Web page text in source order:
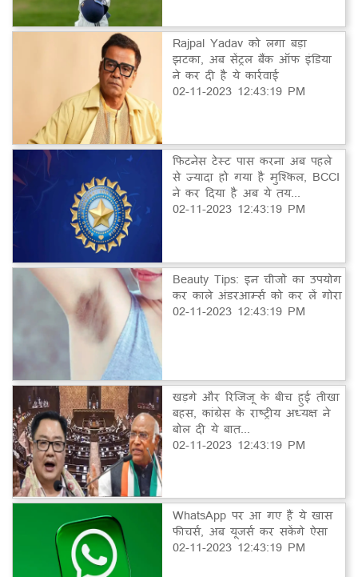
Rajpal Yadav को लगा बड़ा
झटका, अब सेंट्रल बैंक ऑफ इंडिया
ने कर दी है ये कार्रवाई
02-11-2023 12:43:19 PM
फिटनेस टेस्ट पास करना अब पहले
से ज्यादा हो गया है मुश्किल, BCCI
ने कर दिया है अब ये तय...
02-11-2023 12:43:19 PM
Beauty Tips: इन चीजों का उपयोग
कर काले अंडरआर्म्स को कर लें गोरा
02-11-2023 12:43:19 PM
खड़गे और रिजिजू के बीच हुई तीखा
बहस, कांग्रेस के राष्ट्रीय अध्यक्ष ने
बोल दी ये बात...
02-11-2023 12:43:19 PM
WhatsApp पर आ गए हैं ये खास
फीचर्स, अब यूजर्स कर सकेंगे ऐसा
02-11-2023 12:43:19 PM